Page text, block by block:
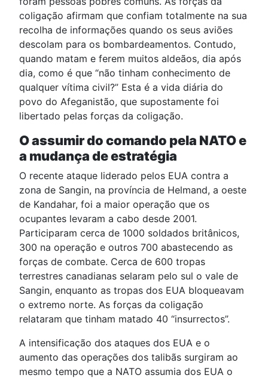
coligação afirmam que confiam totalmente na sua
recolha de informações quando os seus aviões
descolam para os bombardeamentos. Contudo,
quando matam e ferem muitos aldeãos, dia após
dia, como é que “não tinham conhecimento de
qualquer vítima civil?” Esta é a vida diária do
povo do Afeganistão, que supostamente foi
libertado pelas forças da coligação.
O assumir do comando pela NATO e
a mudança de estratégia
O recente ataque liderado pelos EUA contra a
zona de Sangin, na província de Helmand, a oeste
de Kandahar, foi a maior operação que os
ocupantes levaram a cabo desde 2001.
Participaram cerca de 1000 soldados britânicos,
300 na operação e outros 700 abastecendo as
forças de combate. Cerca de 600 tropas
terrestres canadianas selaram pelo sul o vale de
Sangin, enquanto as tropas dos EUA bloqueavam
o extremo norte. As forças da coligação
relataram que tinham matado 40 “insurrectos”.
A intensificação dos ataques dos EUA e o
aumento das operações dos talibãs surgiram ao
mesmo tempo que a NATO assumia dos EUA o